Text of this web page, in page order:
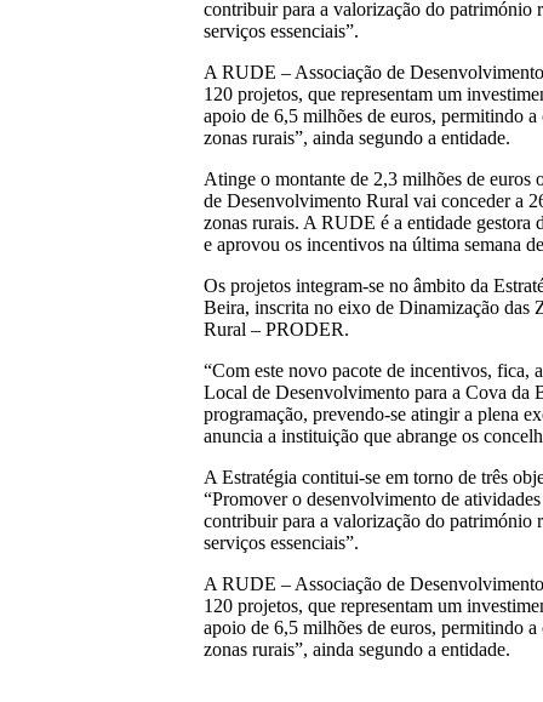
contribuir para a valorização do património
serviços essenciais”.
A RUDE – Associação de
120 projetos, que representam um
apoio de 6,5 milhões de euros, permitindo
zonas rurais”, ainda segundo a entidade.
Atinge o montante de 2,3 milhões de
de Desenvolvimento Rural vai conceder a
zonas rurais. A RUDE é a entidade
e aprovou os incentivos na última semana
Os projetos integram-se no âmbito da
Beira, inscrita no eixo de Dinamização das
Rural – PRODER.
“Com este novo pacote de incentivos, fica,
Local de Desenvolvimento para a Cova da
programação, prevendo-se atingir a plena
anuncia a instituição que abrange os
A Estratégia contitui-se em torno de três
“Promover o desenvolvimento de
contribuir para a valorização do património
serviços essenciais”.
A RUDE – Associação de
120 projetos, que representam um
apoio de 6,5 milhões de euros, permitindo
zonas rurais”, ainda segundo a entidade.